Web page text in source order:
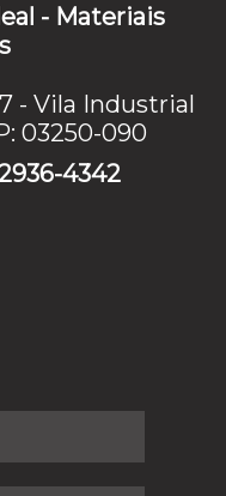
- Materiais
- Vila Industrial
03250-090
4342